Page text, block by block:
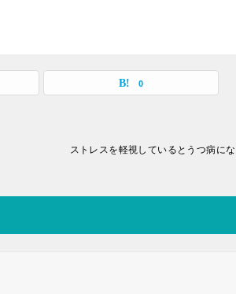
0
ストレスを軽視しているとうつ病に